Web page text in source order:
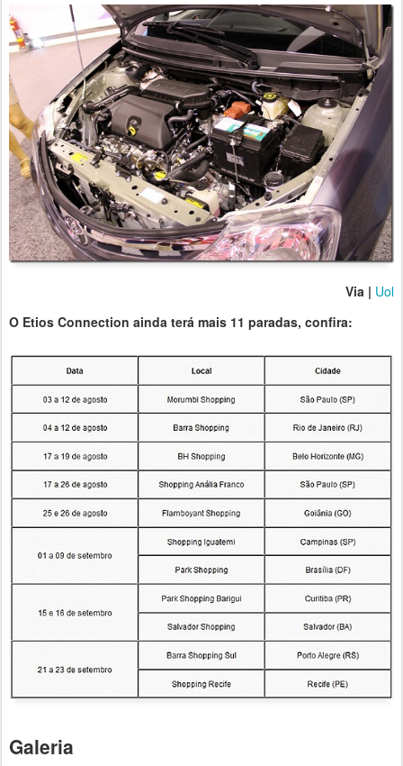
Via | Uol
O Etios Connection ainda terá mais 11 paradas, confira:
Galeria